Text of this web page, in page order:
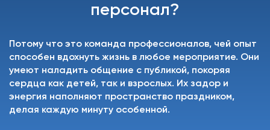
персонал?
Потому что это команда профессионалов, чей опыт
способен вдохнуть жизнь в любое мероприятие. Они
умеют наладить общение с публикой, покоряя
сердца как детей, так и взрослых. Их задор и
энергия наполняют пространство праздником,
делая каждую минуту особенной.